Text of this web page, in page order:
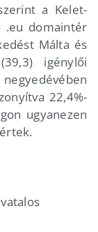
a Kelet-
.eu domaintér
Málta és
igénylői
22,4%-
ugyanezen